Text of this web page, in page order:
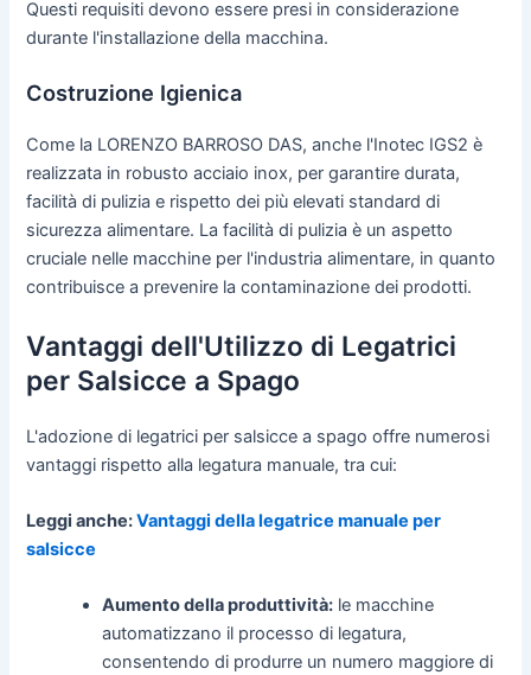
Questi requisiti devono essere presi in considerazione
durante l'installazione della macchina.
Costruzione Igienica
Come la LORENZO BARROSO DAS, anche l'Inotec IGS2 è
realizzata in robusto acciaio inox, per garantire durata,
facilità di pulizia e rispetto dei più elevati standard di
sicurezza alimentare. La facilità di pulizia è un aspetto
cruciale nelle macchine per l'industria alimentare, in quanto
contribuisce a prevenire la contaminazione dei prodotti.
Vantaggi dell'Utilizzo di Legatrici
per Salsicce a Spago
L'adozione di legatrici per salsicce a spago offre numerosi
vantaggi rispetto alla legatura manuale, tra cui:
Leggi anche:Vantaggi della legatrice manuale per
salsicce
Aumento della produttività: le macchine
automatizzano il processo di legatura,
consentendo di produrre un numero maggiore di